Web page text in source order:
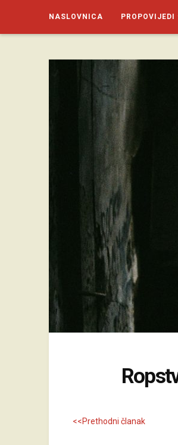
NASLOVNICA PROPOVIJEDI
SAGUD.XYZ
<<Prethodni članak